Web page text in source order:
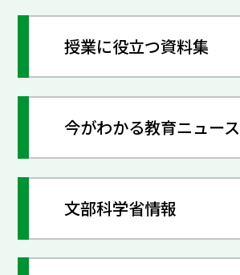
授業に役立つ資料集
今がわかる教育ニュース
文部科学省情報